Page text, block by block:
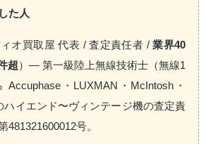
た人
ィオ買取屋 代表 / 査定責任者 /業界40
超）— 第一級陸上無線技術士（無線1
・LUXMAN・McIntosh・
ハイエンド〜ヴィンテージ機の査定責
481321600012号。